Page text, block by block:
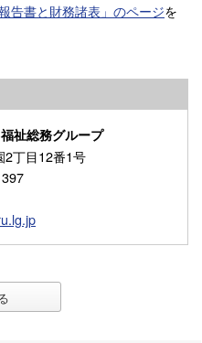
報告書と財務諸表」のページを
祉総務グループ
丁目12番1号